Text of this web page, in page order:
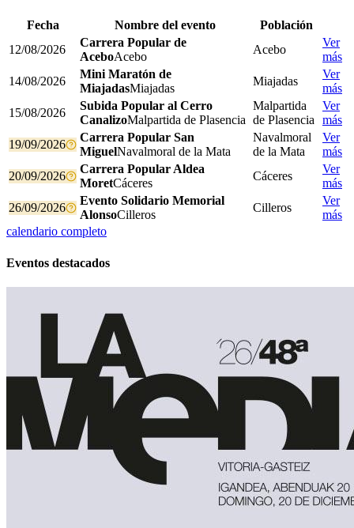
Fecha Nombre del evento
Población
12/08/2026
Carrera Popular de
AceboAcebo
Acebo
Ver
más
14/08/2026
Mini Maratón de
MiajadasMiajadas
Miajadas
Ver
más
15/08/2026
Subida Popular al Cerro
CanalizoMalpartida de Plasencia
Malpartida
de Plasencia
Ver
más
19/09/2026
Carrera Popular San
MiguelNavalmoral de la Mata
Navalmoral
de la Mata
Ver
más
20/09/2026
Carrera Popular Aldea
MoretCáceres
Cáceres
Ver
más
26/09/2026
Evento Solidario Memorial
AlonsoCilleros
Cilleros
Ver
más
calendario completo
Eventos destacados